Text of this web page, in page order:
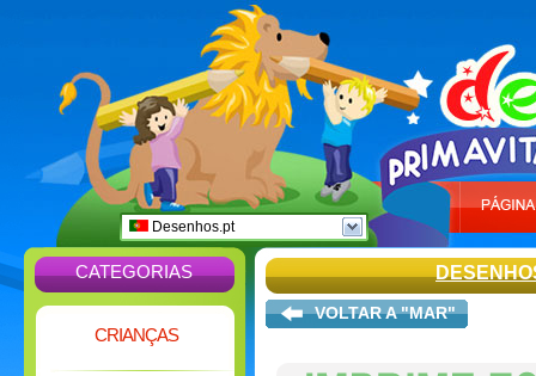
Desenhos.pt
CATEGORIAS
CRIANÇAS
VOLTAR A "MAR"